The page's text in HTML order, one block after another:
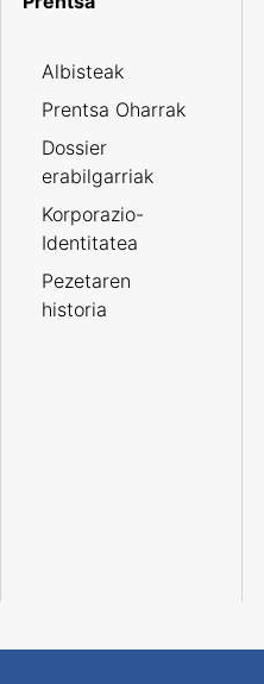
Albisteak
Prentsa Oharrak
Dossier
erabilgarriak
Korporazio-
Identitatea
Pezetaren
historia